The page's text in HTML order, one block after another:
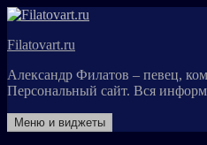
Перейти
содержимому
Filatovart.ru
Александр Филатов – певец,
Персональный сайт. Вся
Меню и виджеты